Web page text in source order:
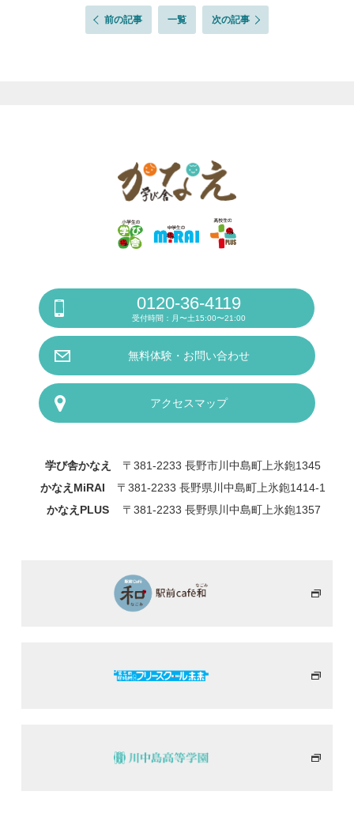
前の記事 一覧 次の記事
0120-36-4119
受付時間：月〜土15:00〜21:00
無料体験・お問い合わせ
アクセスマップ
学び舎かなえ
〒381-2233 長野市川中島町上氷鉋1345
かなえMiRAI
〒381-2233 長野県川中島町上氷鉋1414-1
かなえPLUS
〒381-2233 長野県川中島町上氷鉋1357